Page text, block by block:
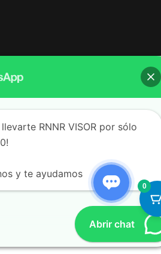
0
llevarte RNNR VISOR por sólo
y te ayudamos
Abrir chat